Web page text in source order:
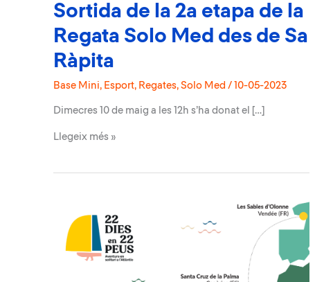
Sortida de la 2a etapa de la
Regata Solo Med des de Sa
Ràpita
Base Mini, Esport, Regates, Solo Med / 10-05-2023
Dimecres 10 de maig a les 12h s’ha donat el […]
Sortida
2a
Regata
Solo
Med
Llegeix més »